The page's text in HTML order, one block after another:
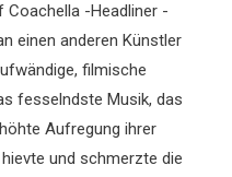
Coachella -Headliner -
einen anderen Künstler
filmische
fesselndste Musik, das
Aufregung ihrer
und schmerzte die